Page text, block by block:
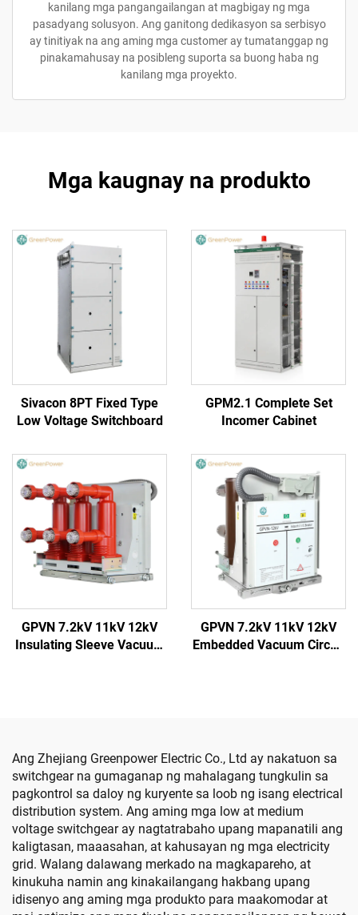
kanilang mga pangangailangan at magbigay ng mga
pasadyang solusyon. Ang ganitong dedikasyon sa serbisyo
ay tinitiyak na ang aming mga customer ay tumatanggap ng
pinakamahusay na posibleng suporta sa buong haba ng
kanilang mga proyekto.
Mga kaugnay na produkto
Sivacon 8PT Fixed Type
Low Voltage Switchboard
GPM2.1 Complete Set
Incomer Cabinet
GPVN 7.2kV 11kV 12kV
Insulating Sleeve Vacuum
GPVN 7.2kV 11kV 12kV
Embedded Vacuum Circuit
Ang Zhejiang Greenpower Electric Co., Ltd ay nakatuon sa
switchgear na gumaganap ng mahalagang tungkulin sa
pagkontrol sa daloy ng kuryente sa loob ng isang electrical
distribution system. Ang aming mga low at medium
voltage switchgear ay nagtatrabaho upang mapanatili ang
kaligtasan, maaasahan, at kahusayan ng mga electricity
grid. Walang dalawang merkado na magkapareho, at
kinukuha namin ang kinakailangang hakbang upang
idisenyo ang aming mga produkto para maakomodar at